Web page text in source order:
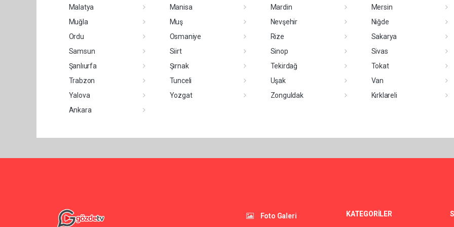
Malatya
Manisa Mardin
Mersin
Muğla
Muş Nevşehir
Niğde
Ordu
Osmaniye Rize
Sakarya
Samsun
Siirt Sinop
Sivas
Şanlıurfa
Şırnak Tekirdağ
Tokat
Trabzon
Tunceli Uşak
Van
Yalova
Yozgat Zonguldak
Kırklareli
Ankara
Foto Galeri KATEGORİLER